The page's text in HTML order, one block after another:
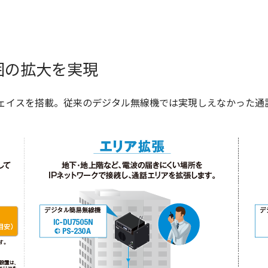
拡大を実現
スを搭載。従来のデジタル無線機では実現しえなかった